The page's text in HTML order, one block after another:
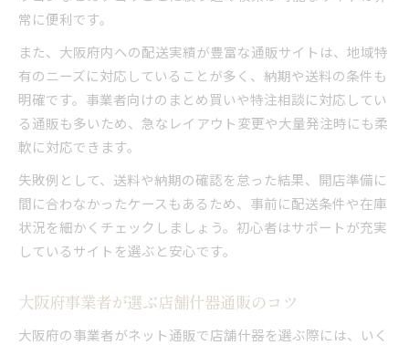
常に便利です。
また、大阪府内への配送実績が豊富な通販サイトは、地域特
有のニーズに対応していることが多く、納期や送料の条件も
明確です。事業者向けのまとめ買いや特注相談に対応してい
る通販も多いため、急なレイアウト変更や大量発注時にも柔
軟に対応できます。
失敗例として、送料や納期の確認を怠った結果、開店準備に
間に合わなかったケースもあるため、事前に配送条件や在庫
状況を細かくチェックしましょう。初心者はサポートが充実
しているサイトを選ぶと安心です。
大阪府事業者が選ぶ店舗什器通販のコツ
大阪府の事業者がネット通販で店舗什器を選ぶ際には、いく